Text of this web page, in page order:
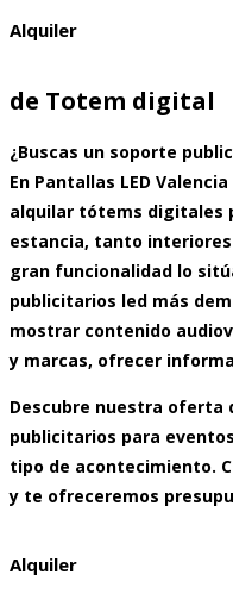
Alquiler
de Totem digital
¿Buscas un soporte
En Pantallas LED Valencia
alquilar tótems digitales
estancia, tanto
gran funcionalidad lo
publicitarios led más
mostrar contenido
y marcas, ofrecer
Descubre nuestra oferta
publicitarios para
tipo de acontecimiento.
y te ofreceremos
Alquiler